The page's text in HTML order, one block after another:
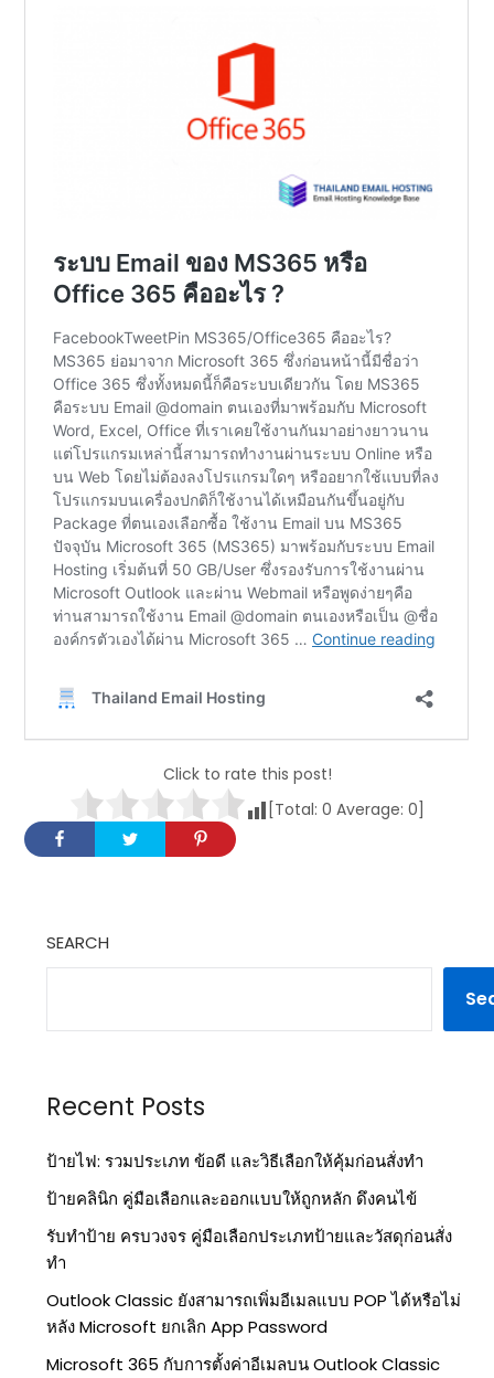
Click to rate this post!
[Total: 0 Average: 0
SEARCH
Recent Posts
ป้ายไฟ: รวมประเภท ข้อดี และวิธีเลือกให้คุ้มก่อนสั่งทำ
ป้ายคลินิก คู่มือเลือกและออกแบบให้ถูกหลัก ดึงคนไข้
รับทำป้าย ครบวงจร คู่มือเลือกประเภทป้ายและวัสดุก่อนสั่ง
ทำ
Outlook Classic ยังสามารถเพิ่มอีเมลแบบ POP ได้หรือไม่
หลัง Microsoft ยกเลิก App Password
Microsoft 365 กับการตั้งค่าอีเมลบน Outlook Classic